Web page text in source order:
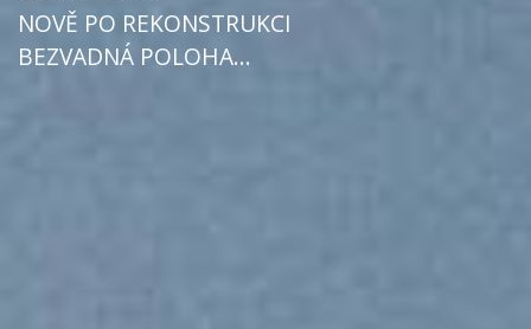
NOVĚ PO REKONSTRUKCI
BEZVADNÁ POLOHA...